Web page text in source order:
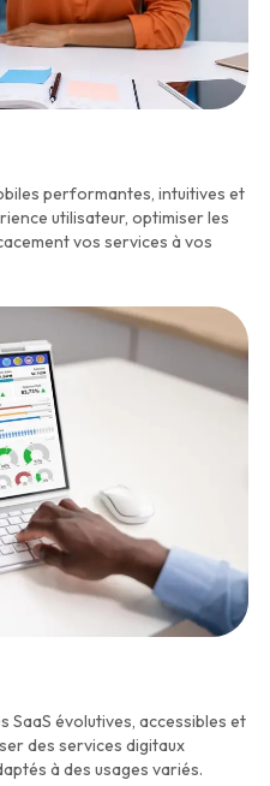
performantes, intuitives et
utilisateur, optimiser les
vos services à vos
évolutives, accessibles et
des services digitaux
à des usages variés.